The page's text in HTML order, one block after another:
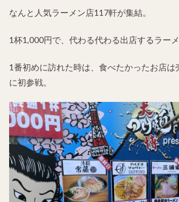
なんと人気ラーメン店117軒が集結。
1杯1,000円で、代わる代わる出店するラー
1番初めに訪れた時は、食べたかったお店は
に初参戦。